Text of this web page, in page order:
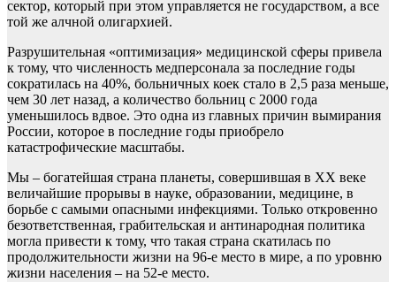
сектор, который при этом управляется не государством, а все
той же алчной олигархией.
Разрушительная «оптимизация» медицинской сферы привела
к тому, что численность медперсонала за последние годы
сократилась на 40%, больничных коек стало в 2,5 раза меньше,
чем 30 лет назад, а количество больниц с 2000 года
уменьшилось вдвое. Это одна из главных причин вымирания
России, которое в последние годы приобрело
катастрофические масштабы.
Мы – богатейшая страна планеты, совершившая в ХХ веке
величайшие прорывы в науке, образовании, медицине, в
борьбе с самыми опасными инфекциями. Только откровенно
безответственная, грабительская и антинародная политика
могла привести к тому, что такая страна скатилась по
продолжительности жизни на 96-е место в мире, а по уровню
жизни населения – на 52-е место.